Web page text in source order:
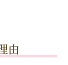
由